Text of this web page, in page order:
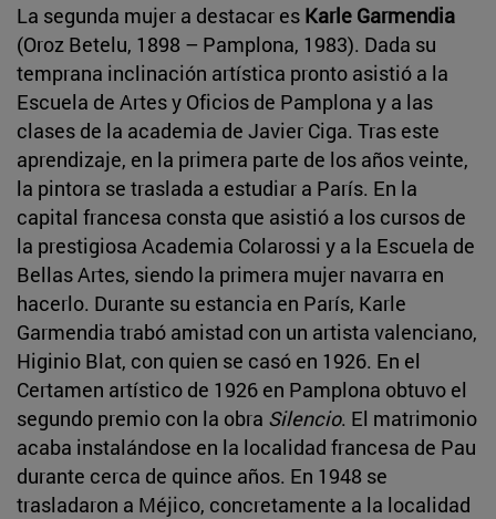
La segunda mujer a destacar es Karle Garmendia
(Oroz Betelu, 1898 – Pamplona, 1983). Dada su
temprana inclinación artística pronto asistió a la
Escuela de Artes y Oficios de Pamplona y a las
clases de la academia de Javier Ciga. Tras este
aprendizaje, en la primera parte de los años veinte,
la pintora se traslada a estudiar a París. En la
capital francesa consta que asistió a los cursos de
la prestigiosa Academia Colarossi y a la Escuela de
Bellas Artes, siendo la primera mujer navarra en
hacerlo. Durante su estancia en París, Karle
Garmendia trabó amistad con un artista valenciano,
Higinio Blat, con quien se casó en 1926. En el
Certamen artístico de 1926 en Pamplona obtuvo el
segundo premio con la obra Silencio. El matrimonio
acaba instalándose en la localidad francesa de Pau
durante cerca de quince años. En 1948 se
trasladaron a Méjico, concretamente a la localidad